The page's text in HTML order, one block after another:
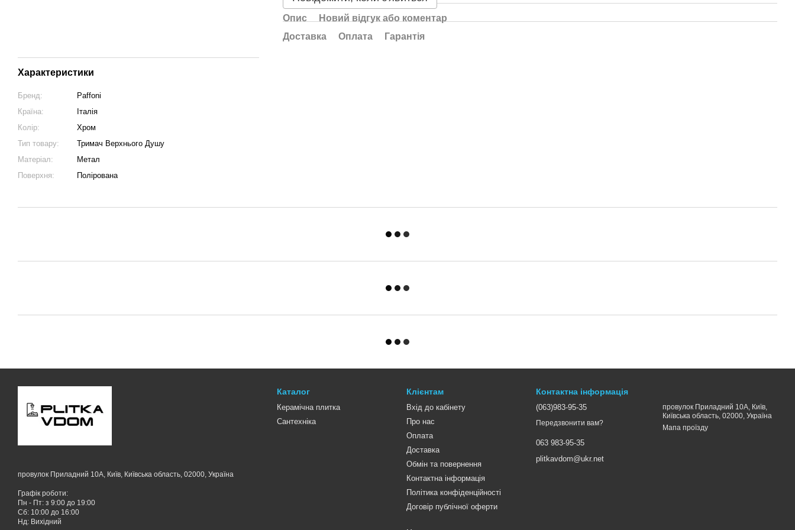
Характеристики
Бренд:
Paffoni
Країна:
Італія
Колір:
Хром
Тип товару:
Тримач Верхнього Душу
Матеріал:
Метал
Поверхня:
Полірована
Опис
Новий відгук або коментар
Доставка
Оплата Гарантія
провулок Приладний 10А, Київ, Київська область, 02000, Україна
Графік роботи:
Пн - Пт: з 9:00 до 19:00
Сб: 10:00 до 16:00
Нд: Вихідний
Каталог
Керамічна плитка
Сантехніка
Клієнтам
Вхід до кабінету
Про нас
Оплата
Доставка
Обмін та повернення
Контактна інформація
Політика конфіденційності
Договір публічної оферти
Контактна інформація
(063)983-95-35
Передзвонити вам?
063 983-95-35
plitkavdom@ukr.net
провулок Приладний 10А, Київ,
Київська область, 02000, Україна
Мапа проїзду